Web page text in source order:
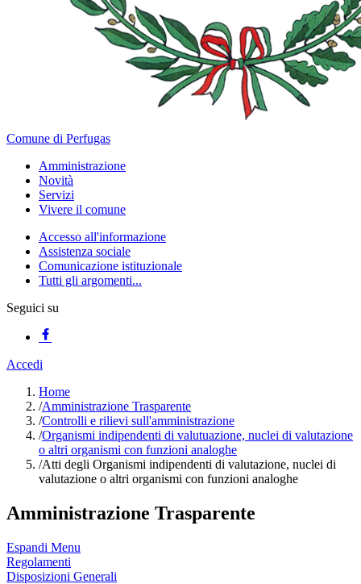
Comune di Perfugas
Amministrazione
Novità
Servizi
Vivere il comune
Accesso all'informazione
Assistenza sociale
Comunicazione istituzionale
Tutti gli argomenti...
Seguici su
Accedi
Home
/Amministrazione Trasparente
/Controlli e rilievi sull'amministrazione
/Organismi indipendenti di valutuazione, nuclei di valutazione
o altri organismi con funzioni analoghe
/Atti degli Organismi indipendenti di valutazione, nuclei di
valutazione o altri organismi con funzioni analoghe
Amministrazione Trasparente
Espandi Menu
Regolamenti
Disposizioni Generali